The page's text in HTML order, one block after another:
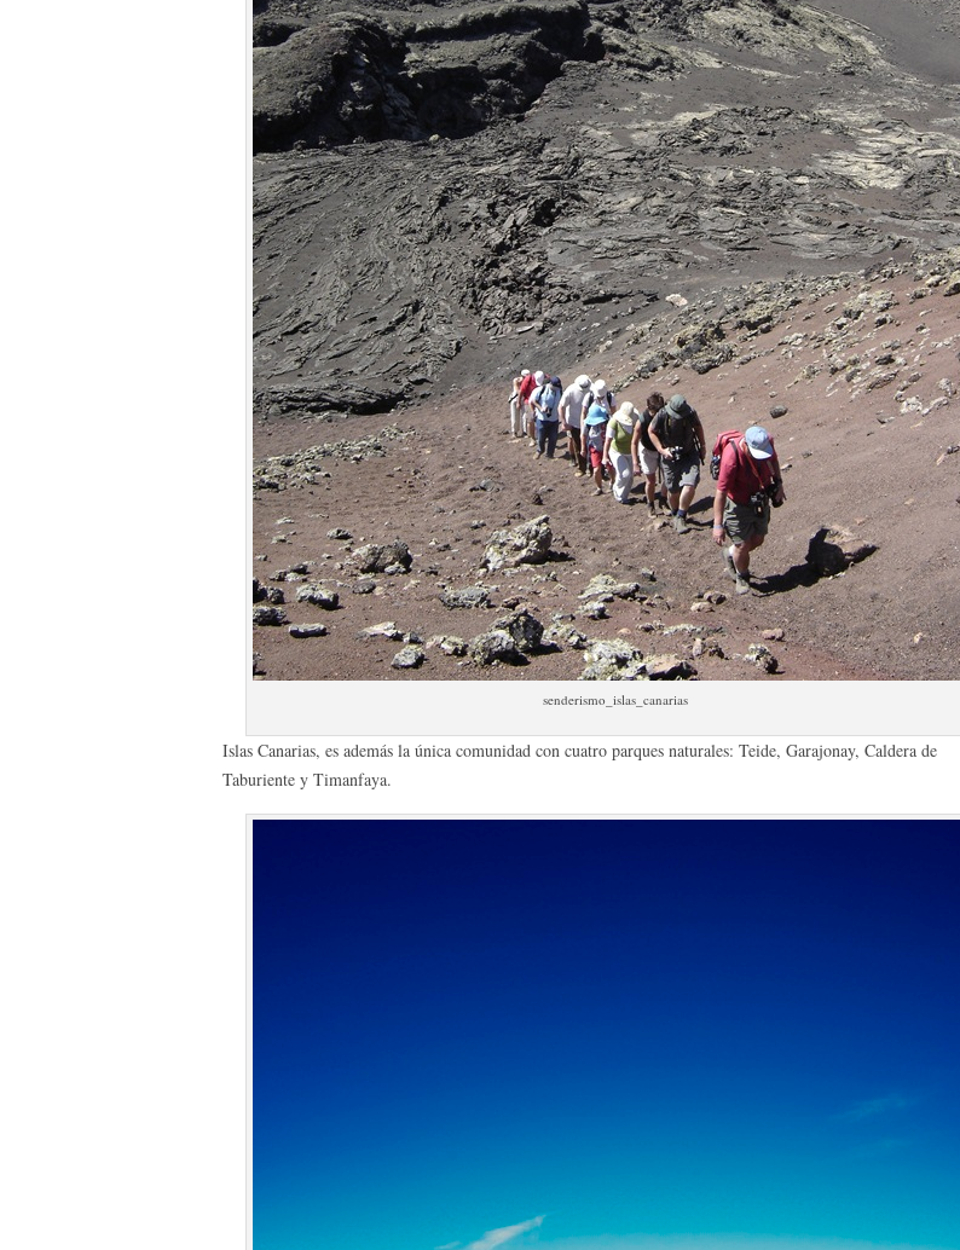
senderismo_islas_canarias
Islas Canarias, es además la única comunidad con cuatro parques naturales: Teide, Garajonay, Caldera de
Taburiente y Timanfaya.